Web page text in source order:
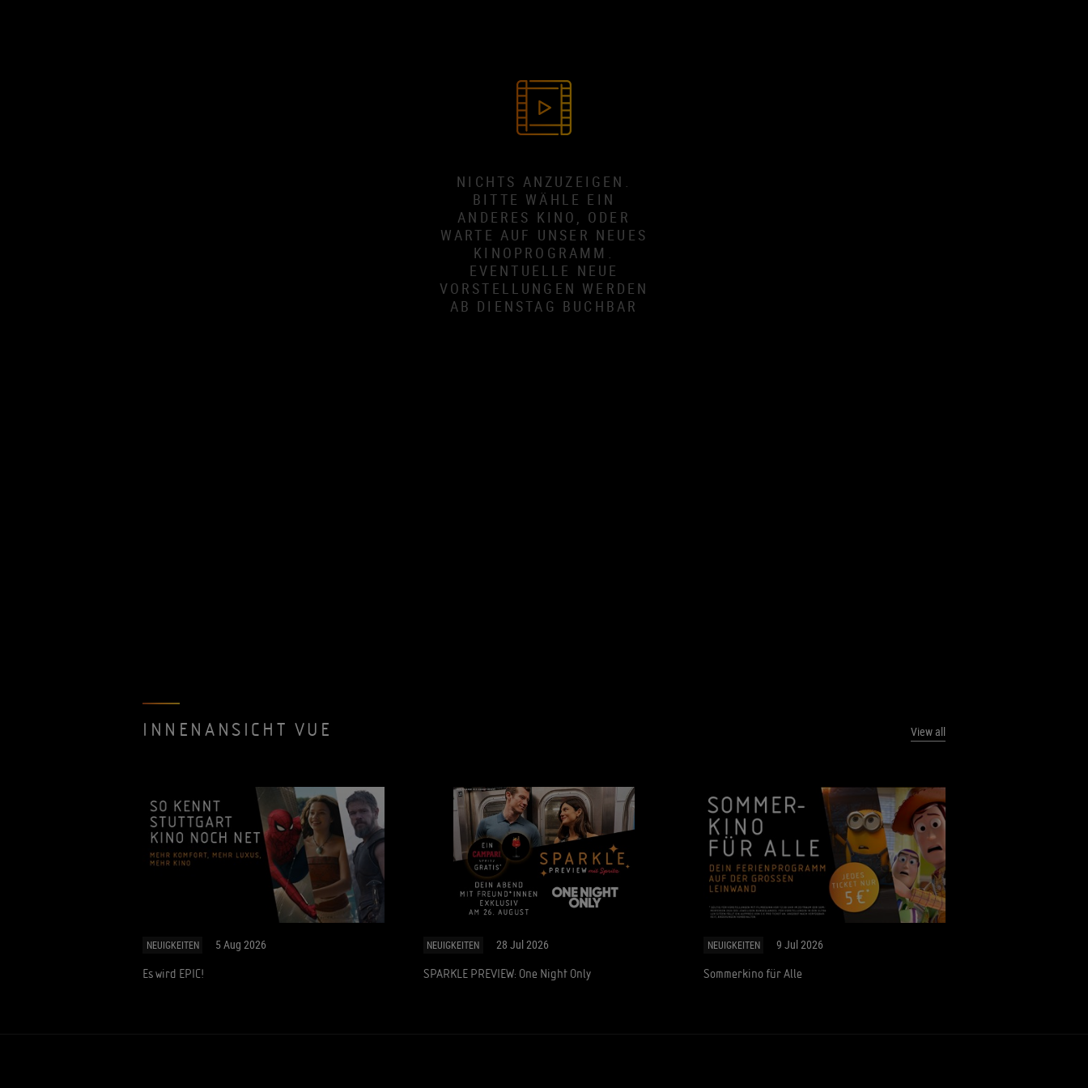
NICHTS ANZUZEIGEN.
BITTE WÄHLE EIN
ANDERES KINO, ODER
WARTE AUF UNSER NEUES
KINOPROGRAMM.
EVENTUELLE NEUE
VORSTELLUNGEN WERDEN
AB DIENSTAG BUCHBAR
INNENANSICHT VUE View all
NEUIGKEITEN 5 Aug 2026
Es wird EPIC!
NEUIGKEITEN 28 Jul 2026
SPARKLE PREVIEW: One Night Only
NEUIGKEITEN 9 Jul 2026
Sommerkino für Alle